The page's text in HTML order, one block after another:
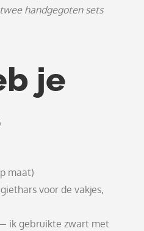
handgegoten sets
je
maat)
voor de vakjes,
ik gebruikte zwart met